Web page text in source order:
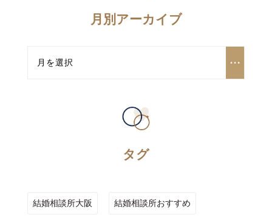
月別アーカイブ
タグ
結婚相談所大阪 結婚相談所おすすめ